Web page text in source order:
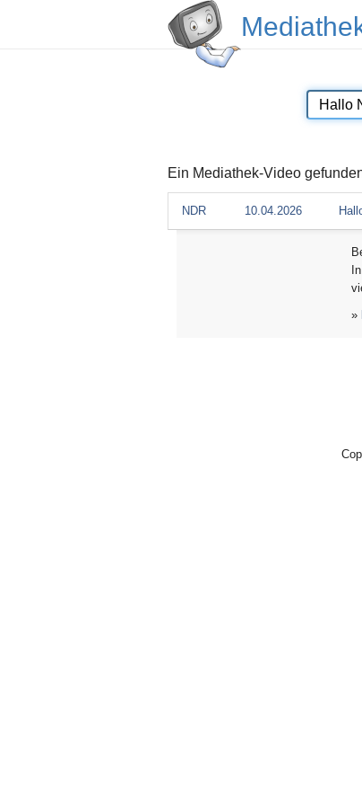
Ein Mediathek-Video
NDR 10.04.2026
»